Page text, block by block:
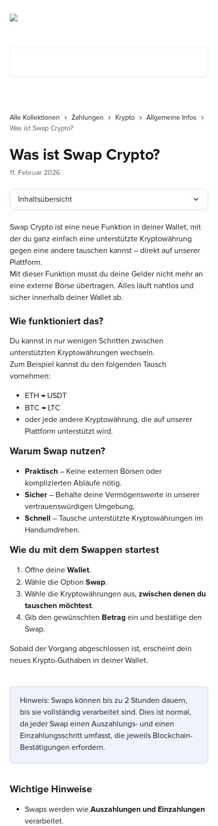
Alle Kollektionen Zahlungen Krypto
Allgemeine Infos
Was ist Swap Crypto?
Was ist Swap Crypto?
11. Februar 2026
Inhaltsübersicht
Swap Crypto ist eine neue Funktion in deiner Wallet, mit
der du ganz einfach eine unterstützte Kryptowährung
gegen eine andere tauschen kannst – direkt auf unserer
Plattform.
Mit dieser Funktion musst du deine Gelder nicht mehr an
eine externe Börse übertragen. Alles läuft nahtlos und
sicher innerhalb deiner Wallet ab.
Wie funktioniert das?
Du kannst in nur wenigen Schritten zwischen
unterstützten Kryptowährungen wechseln.
Zum Beispiel kannst du den folgenden Tausch
vornehmen:
ETH → USDT
BTC → LTC
oder jede andere Kryptowährung, die auf unserer
Plattform unterstützt wird.
Warum Swap nutzen?
Praktisch – Keine externen Börsen oder
komplizierten Abläufe nötig.
Sicher – Behalte deine Vermögenswerte in unserer
vertrauenswürdigen Umgebung.
Schnell – Tausche unterstützte Kryptowährungen im
Handumdrehen.
Wie du mit dem Swappen startest
Öffne deine Wallet.
Wähle die Option Swap.
Wähle die Kryptowährungen aus, zwischen denen du
tauschen möchtest.
Gib den gewünschten Betrag ein und bestätige den
Swap.
Sobald der Vorgang abgeschlossen ist, erscheint dein
neues Krypto-Guthaben in deiner Wallet.
Hinweis: Swaps können bis zu 2 Stunden dauern,
bis sie vollständig verarbeitet sind. Dies ist normal,
da jeder Swap einen Auszahlungs- und einen
Einzahlungs­schritt umfasst, die jeweils Blockchain-
Bestätigungen erfordern.
Wichtige Hinweise
Swaps werden wie Auszahlungen und Einzahlungen
verarbeitet.